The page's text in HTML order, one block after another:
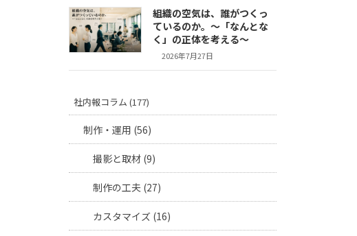
組織の空気は、誰がつくっ
ているのか。〜「なんとな
く」の正体を考える〜
2026年7月27日
社内報コラム (177)
制作・運用 (56)
撮影と取材 (9)
制作の工夫 (27)
カスタマイズ (16)